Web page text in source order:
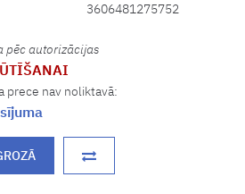
3606481275752
pēc autorizācijas
prece nav noliktavā: